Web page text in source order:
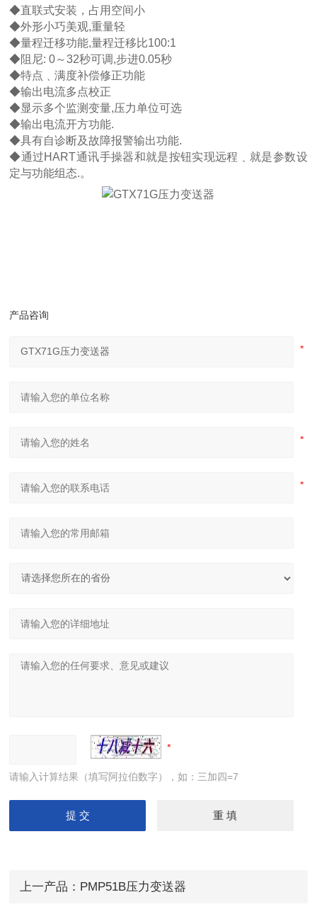
◆直联式安装，占用空间小
◆外形小巧美观,重量轻
◆量程迁移功能,量程迁移比100:1
◆阻尼: 0～32秒可调,步进0.05秒
◆特点﹑满度补偿修正功能
◆输出电流多点校正
◆显示多个监测变量,压力单位可选
◆输出电流开方功能.
◆具有自诊断及故障报警输出功能.
◆通过HART通讯手操器和就是按钮实现远程﹑就是参数设
定与功能组态.。
产品咨询
请输入计算结果（填写阿拉伯数字），如：三加四=7
上一产品： PMP51B压力变送器